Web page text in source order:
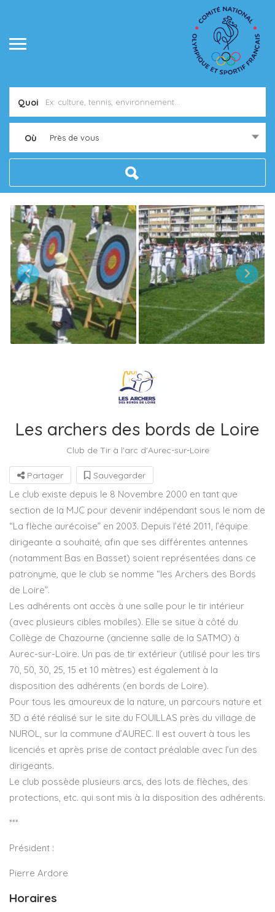
Quoi
Où Près de vous
Les archers des bords de Loire
Club de Tir à l'arc d'Aurec-sur-Loire
Partager Sauvegarder
Le club existe depuis le 8 Novembre 2000 en tant que
section de la MJC pour devenir indépendant sous le nom de
“La flèche aurécoise” en 2003. Depuis l’été 2011, l’équipe
dirigeante a souhaité, afin que ses différentes antennes
(notamment Bas en Basset) soient représentées dans ce
patronyme, que le club se nomme “les Archers des Bords
de Loire”.
Les adhérents ont accès à une salle pour le tir intérieur
(avec plusieurs cibles mobiles). Elle se situe à côté du
Collège de Chazourne (ancienne salle de la SATMO) à
Aurec-sur-Loire. Un pas de tir extérieur (utilisé pour les tirs
70, 50, 30, 25, 15 et 10 mètres) est également à la
disposition des adhérents (en bords de Loire).
Pour tous les amoureux de la nature, un parcours nature et
3D a été réalisé sur le site du FOUILLAS près du village de
NUROL, sur la commune d’AUREC. Il est ouvert à tous les
licenciés et après prise de contact préalable avec l’un des
dirigeants.
Le club possède plusieurs arcs, des lots de flèches, des
protections, etc. qui sont mis à la disposition des adhérents.
***
Président :
Pierre Ardore
Horaires